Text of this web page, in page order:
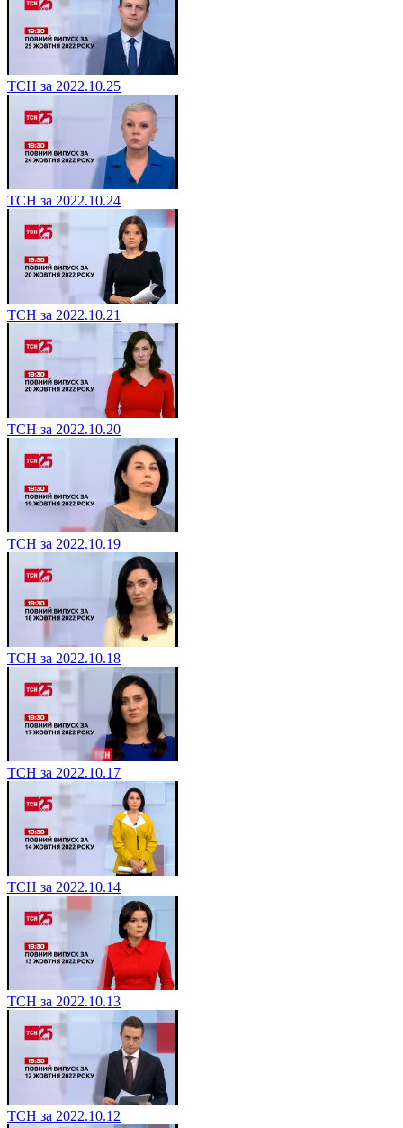
ТСН за 2022.10.25
ТСН за 2022.10.24
ТСН за 2022.10.21
ТСН за 2022.10.20
ТСН за 2022.10.19
ТСН за 2022.10.18
ТСН за 2022.10.17
ТСН за 2022.10.14
ТСН за 2022.10.13
ТСН за 2022.10.12